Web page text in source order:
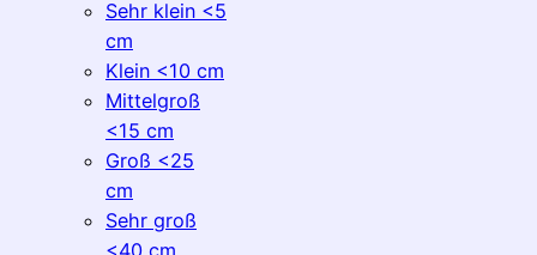
Sehr klein <5
cm
Klein <10 cm
Mittelgroß
<15 cm
Groß <25
cm
Sehr groß